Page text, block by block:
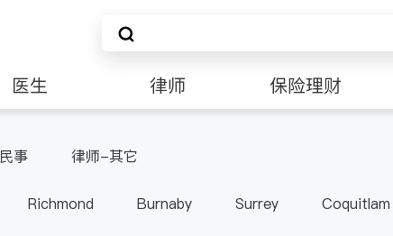
医生 律师 保险理财
民事 律师-其它
Richmond Burnaby Surrey Coquitlam